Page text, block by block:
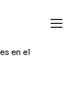
en el